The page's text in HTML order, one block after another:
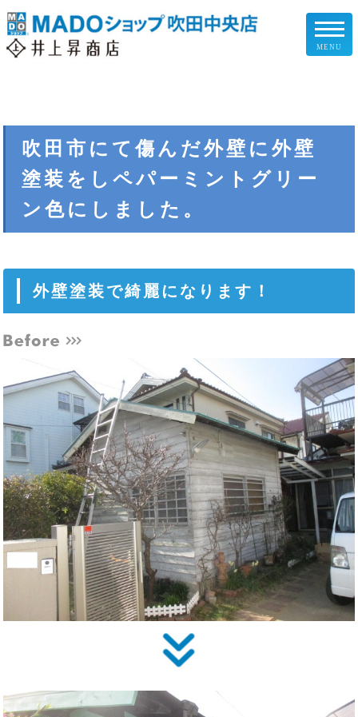
お客様の声
施工事例
企業情報
住まいのお悩み解決策
お問い合わせ
よくある質問
プライバシーポリシー
採用情報
サイトマップ
MENU
吹田市にて傷んだ外壁に外壁
塗装をしペパーミントグリー
ン色にしました。
外壁塗装で綺麗になります！